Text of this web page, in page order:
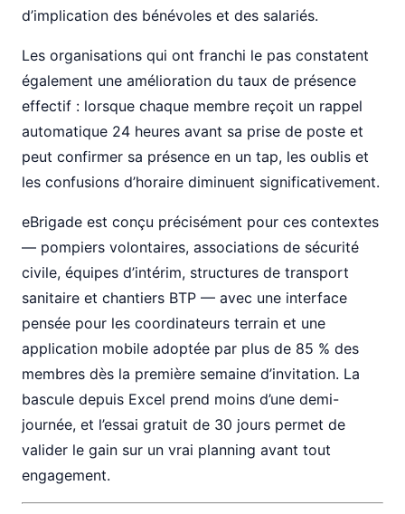
d’implication des bénévoles et des salariés.
Les organisations qui ont franchi le pas constatent
également une amélioration du taux de présence
effectif : lorsque chaque membre reçoit un rappel
automatique 24 heures avant sa prise de poste et
peut confirmer sa présence en un tap, les oublis et
les confusions d’horaire diminuent significativement.
eBrigade est conçu précisément pour ces contextes
— pompiers volontaires, associations de sécurité
civile, équipes d’intérim, structures de transport
sanitaire et chantiers BTP — avec une interface
pensée pour les coordinateurs terrain et une
application mobile adoptée par plus de 85 % des
membres dès la première semaine d’invitation. La
bascule depuis Excel prend moins d’une demi-
journée, et l’essai gratuit de 30 jours permet de
valider le gain sur un vrai planning avant tout
engagement.